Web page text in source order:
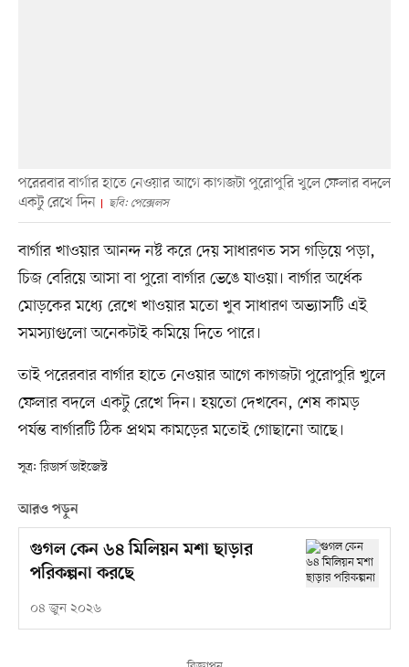
পরেরবার বার্গার হাতে নেওয়ার আগে কাগজটা পুরোপুরি খুলে ফেলার বদলে
একটু রেখে দিন
ছবি: পেক্সেলস
বার্গার খাওয়ার আনন্দ নষ্ট করে দেয় সাধারণত সস গড়িয়ে পড়া,
চিজ বেরিয়ে আসা বা পুরো বার্গার ভেঙে যাওয়া। বার্গার অর্ধেক
মোড়কের মধ্যে রেখে খাওয়ার মতো খুব সাধারণ অভ্যাসটি এই
সমস্যাগুলো অনেকটাই কমিয়ে দিতে পারে।
তাই পরেরবার বার্গার হাতে নেওয়ার আগে কাগজটা পুরোপুরি খুলে
ফেলার বদলে একটু রেখে দিন। হয়তো দেখবেন, শেষ কামড়
পর্যন্ত বার্গারটি ঠিক প্রথম কামড়ের মতোই গোছানো আছে।
সূত্র: রিডার্স ডাইজেস্ট
আরও পড়ুন
গুগল কেন ৬৪ মিলিয়ন মশা ছাড়ার
পরিকল্পনা করছে
০৪ জুন ২০২৬